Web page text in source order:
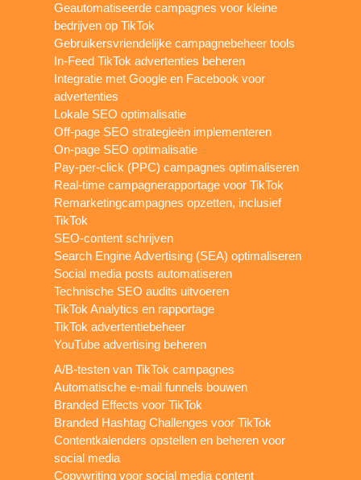
Geautomatiseerde campagnes voor kleine
bedrijven op TikTok
Gebruikersvriendelijke campagnebeheer tools
In-Feed TikTok advertenties beheren
Integratie met Google en Facebook voor
advertenties
Lokale SEO optimalisatie
Off-page SEO strategieën implementeren
On-page SEO optimalisatie
Pay-per-click (PPC) campagnes optimaliseren
Real-time campagnerapportage voor TikTok
Remarketingcampagnes opzetten, inclusief
TikTok
SEO-content schrijven
Search Engine Advertising (SEA) optimaliseren
Social media posts automatiseren
Technische SEO audits uitvoeren
TikTok Analytics en rapportage
TikTok advertentiebeheer
YouTube advertising beheren
A/B-testen van TikTok campagnes
Automatische e-mail funnels bouwen
Branded Effects voor TikTok
Branded Hashtag Challenges voor TikTok
Contentkalenders opstellen en beheren voor
social media
Copywriting voor social media content